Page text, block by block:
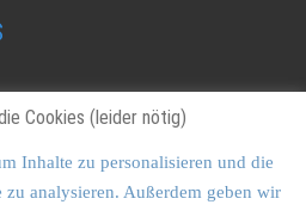
Cookies (leider nötig)
Inhalte zu personalisieren und die
zu analysieren. Außerdem geben wir